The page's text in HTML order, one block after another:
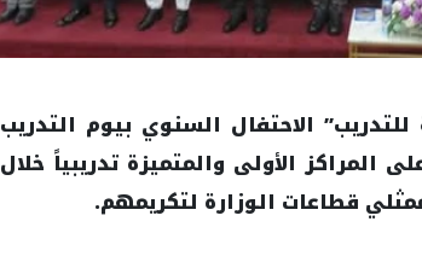
الاحتفال السنوي بيوم التدريب
المراكز الأولى والمتميزة تدريبياً خلال